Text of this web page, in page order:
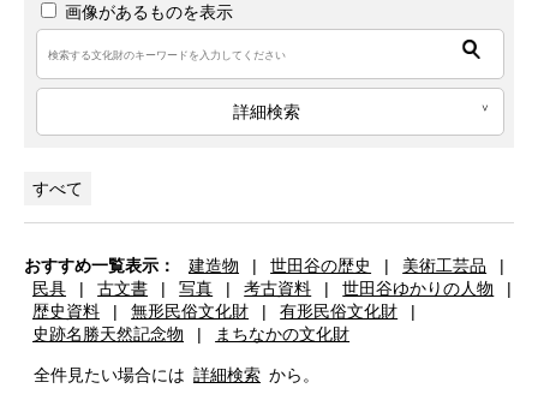
画像があるものを表示
詳細検索
すべて
おすすめ一覧表示： 建造物 | 世田谷の歴史 | 美術工芸品
|
民具
| 古文書 | 写真 | 考古資料 | 世田谷ゆかりの人物
|
歴史資料
| 無形民俗文化財 | 有形民俗文化財
|
史跡名勝天然記念物
| まちなかの文化財
全件見たい場合には 詳細検索 から。